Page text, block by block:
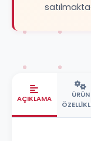
AÇIKLAMA
ÜRÜN